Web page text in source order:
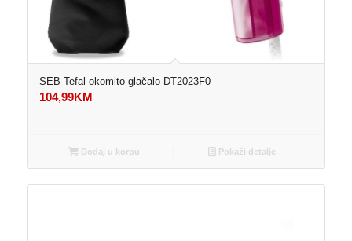
SEB Tefal okomito glačalo DT2023F0
104,99KM
Dodaj u korpu Pokaži detalje